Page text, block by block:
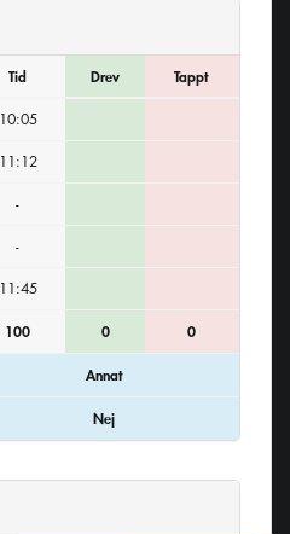
Tid Drev Tappt
10:05
11:12
-
-
11:45
100 0 0
Annat
Nej